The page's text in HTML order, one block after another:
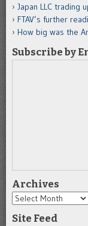
Japan LLC trading
FTAV’s further
How big was the
Subscribe by
Archives
Archives
Site Feed